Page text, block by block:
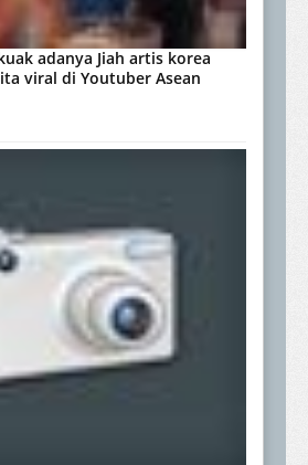
adanya Jiah artis korea
viral di Youtuber Asean